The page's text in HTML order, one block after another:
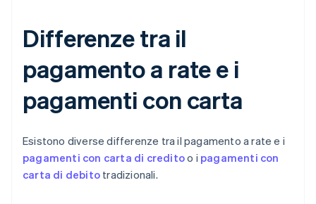
Differenze tra il
pagamento a rate e i
pagamenti con carta
Esistono diverse differenze tra il pagamento a rate e i
pagamenti con carta di creditoo i pagamenti con
carta di debito tradizionali.